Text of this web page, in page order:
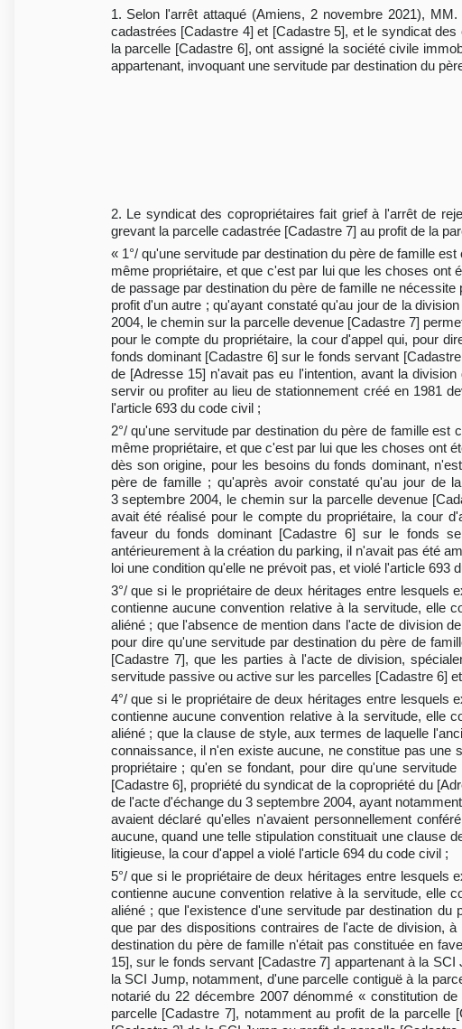
1. Selon l'arrêt attaqué (Amiens, 2 novembre 2021),
cadastrées [Cadastre 4] et [Cadastre 5], et le syndicat
la parcelle [Cadastre 6], ont assigné la société civile
appartenant, invoquant une servitude par destination du
2. Le syndicat des copropriétaires fait grief à l'arrêt de
grevant la parcelle cadastrée [Cadastre 7] au profit de la
« 1°/ qu'une servitude par destination du père de famille
même propriétaire, et que c'est par lui que les choses
de passage par destination du père de famille ne
profit d'un autre ; qu'ayant constaté qu'au jour de la
2004, le chemin sur la parcelle devenue [Cadastre 7]
pour le compte du propriétaire, la cour d'appel qui, pour
fonds dominant [Cadastre 6] sur le fonds servant
de [Adresse 15] n'avait pas eu l'intention, avant la
servir ou profiter au lieu de stationnement créé en 1981
l'article 693 du code civil ;
2°/ qu'une servitude par destination du père de famille
même propriétaire, et que c'est par lui que les choses ont
dès son origine, pour les besoins du fonds dominant,
père de famille ; qu'après avoir constaté qu'au jour de
3 septembre 2004, le chemin sur la parcelle devenue
avait été réalisé pour le compte du propriétaire, la cour
faveur du fonds dominant [Cadastre 6] sur le fonds
antérieurement à la création du parking, il n'avait pas été
loi une condition qu'elle ne prévoit pas, et violé l'article 693
3°/ que si le propriétaire de deux héritages entre
contienne aucune convention relative à la servitude, elle
aliéné ; que l'absence de mention dans l'acte de division
pour dire qu'une servitude par destination du père de
[Cadastre 7], que les parties à l'acte de division,
servitude passive ou active sur les parcelles [Cadastre 6]
4°/ que si le propriétaire de deux héritages entre
contienne aucune convention relative à la servitude, elle
aliéné ; que la clause de style, aux termes de laquelle
connaissance, il n'en existe aucune, ne constitue pas une
propriétaire ; qu'en se fondant, pour dire qu'une
[Cadastre 6], propriété du syndicat de la copropriété du
de l'acte d'échange du 3 septembre 2004, ayant
avaient déclaré qu'elles n'avaient personnellement
aucune, quand une telle stipulation constituait une clause
litigieuse, la cour d'appel a violé l'article 694 du code civil ;
5°/ que si le propriétaire de deux héritages entre
contienne aucune convention relative à la servitude, elle
aliéné ; que l'existence d'une servitude par destination
que par des dispositions contraires de l'acte de division,
destination du père de famille n'était pas constituée en
15], sur le fonds servant [Cadastre 7] appartenant à la
la SCI Jump, notamment, d'une parcelle contiguë à la
notarié du 22 décembre 2007 dénommé « constitution
parcelle [Cadastre 7], notamment au profit de la